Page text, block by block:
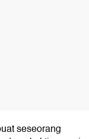
seseorang